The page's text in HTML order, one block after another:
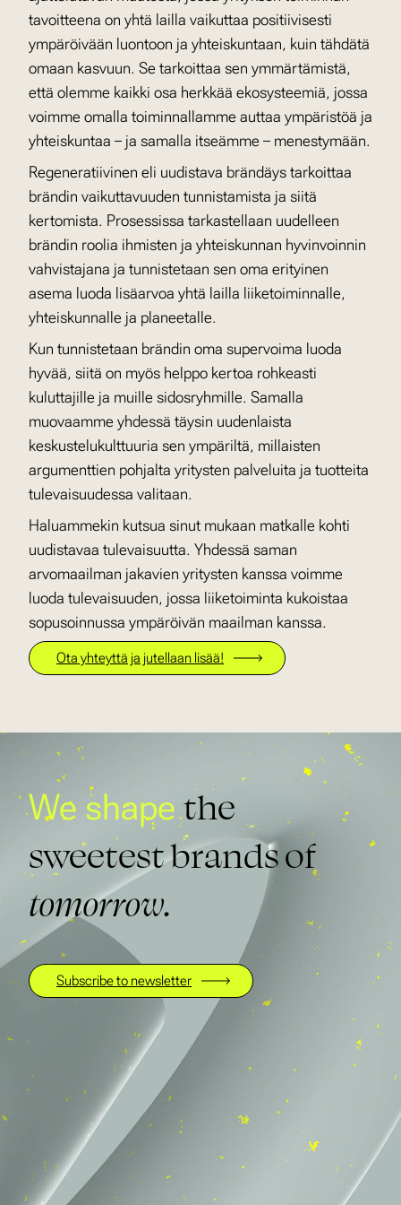
tavoitteena on yhtä lailla vaikuttaa positiivisesti
ympäröivään luontoon ja yhteiskuntaan, kuin tähdätä
omaan kasvuun. Se tarkoittaa sen ymmärtämistä,
että olemme kaikki osa herkkää ekosysteemiä, jossa
voimme omalla toiminnallamme auttaa ympäristöä ja
yhteiskuntaa – ja samalla itseämme – menestymään.
Regeneratiivinen eli uudistava brändäys tarkoittaa
brändin vaikuttavuuden tunnistamista ja siitä
kertomista. Prosessissa tarkastellaan uudelleen
brändin roolia ihmisten ja yhteiskunnan hyvinvoinnin
vahvistajana ja tunnistetaan sen oma erityinen
asema luoda lisäarvoa yhtä lailla liiketoiminnalle,
yhteiskunnalle ja planeetalle.
Kun tunnistetaan brändin oma supervoima luoda
hyvää, siitä on myös helppo kertoa rohkeasti
kuluttajille ja muille sidosryhmille. Samalla
muovaamme yhdessä täysin uudenlaista
keskustelukulttuuria sen ympäriltä, millaisten
argumenttien pohjalta yritysten palveluita ja tuotteita
tulevaisuudessa valitaan.
Haluammekin kutsua sinut mukaan matkalle kohti
uudistavaa tulevaisuutta. Yhdessä saman
arvomaailman jakavien yritysten kanssa voimme
luoda tulevaisuuden, jossa liiketoiminta kukoistaa
sopusoinnussa ympäröivän maailman kanssa.
Ota yhteyttä ja jutellaan lisää!
We shapethe
sweetest brands of
tomorrow.
Subscribe to newsletter